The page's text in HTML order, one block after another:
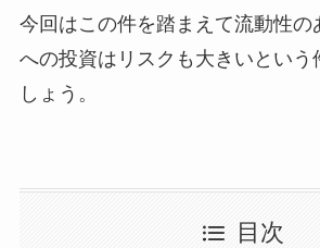
今回はこの件を踏まえて流動性の
への投資はリスクも大きいという
しょう。
目次